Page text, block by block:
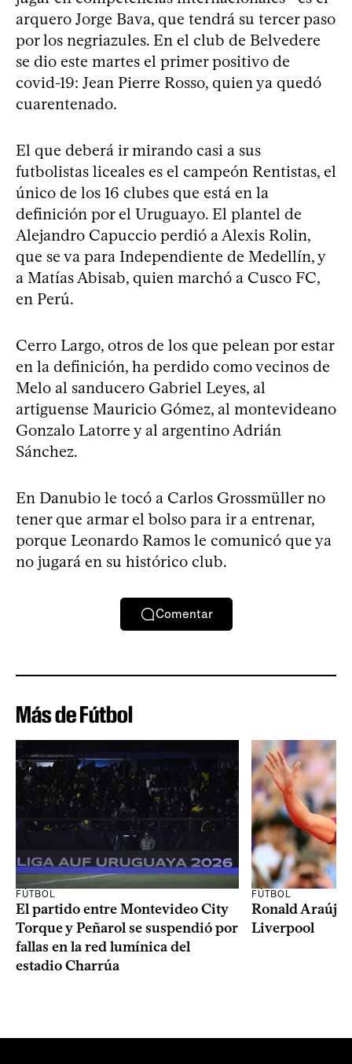
arquero Jorge Bava, que tendrá su tercer paso
por los negriazules. En el club de Belvedere
se dio este martes el primer positivo de
covid-19: Jean Pierre Rosso, quien ya quedó
cuarentenado.
El que deberá ir mirando casi a sus
futbolistas liceales es el campeón Rentistas, el
único de los 16 clubes que está en la
definición por el Uruguayo. El plantel de
Alejandro Capuccio perdió a Alexis Rolin,
que se va para Independiente de Medellín, y
a Matías Abisab, quien marchó a Cusco FC,
en Perú.
Cerro Largo, otros de los que pelean por estar
en la definición, ha perdido como vecinos de
Melo al sanducero Gabriel Leyes, al
artiguense Mauricio Gómez, al montevideano
Gonzalo Latorre y al argentino Adrián
Sánchez.
En Danubio le tocó a Carlos Grossmüller no
tener que armar el bolso para ir a entrenar,
porque Leonardo Ramos le comunicó que ya
no jugará en su histórico club.
Comentar
Más de Fútbol
FÚTBOL
El partido entre Montevideo City
Torque y Peñarol se suspendió por
fallas en la red lumínica del
estadio Charrúa
FÚTBOL
Ronald Araújo
Liverpool